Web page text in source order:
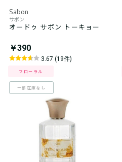
Sabon
サボン
オードゥ サボン トーキョー
￥390
3.67 (19件)
フローラル
一部在庫なし